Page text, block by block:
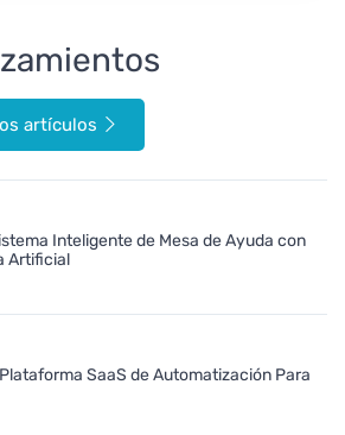
artículos
Inteligente de Mesa de Ayuda con
Artificial
SaaS de Automatización Para